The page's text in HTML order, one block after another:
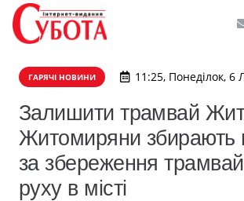
ГАРЯЧІ НОВИНИ 11:25, Понеділок, 6
Залишити трамвай
Житомиряни збирають
за збереження
руху в місті